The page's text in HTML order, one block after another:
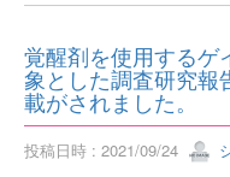
覚醒剤を使用するゲ
象とした調査研究報
載がされました。
投稿日時 : 2021/09/24